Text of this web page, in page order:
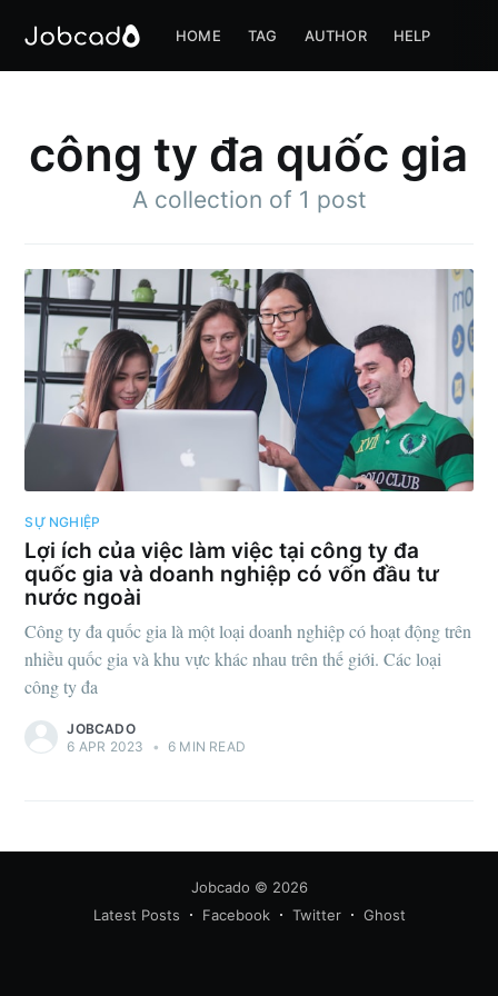
HOME TAG AUTHOR HELP
công ty đa quốc gia
A collection of 1 post
SỰ NGHIỆP
Lợi ích của việc làm việc tại công ty đa
quốc gia và doanh nghiệp có vốn đầu tư
nước ngoài
Công ty đa quốc gia là một loại doanh nghiệp có hoạt động trên
nhiều quốc gia và khu vực khác nhau trên thế giới. Các loại
công ty đa
JOBCADO
6 APR 2023
• 6 MIN READ
Jobcado © 2026
Latest Posts
Facebook Twitter Ghost
Subscribe to
Jobcado
Stay up to date! Get all the latest &
greatest posts delivered straight to
your inbox
Subscribe